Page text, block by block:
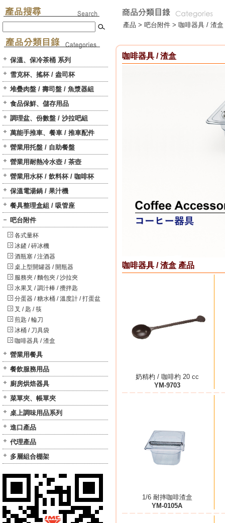
保溫、保冷茶桶 系列
雪克杯、搖杯 / 盎司杯
堆疊肉盤 / 壽司盤 / 魚漿器組
食品保鮮、儲存用品
調理盆、份數盤 / 沙拉吧組
萬能手推車、餐車 / 推車配件
營業用托盤 / 自助餐盤
營業用耐熱冷水壺 / 茶壺
營業用水杯 / 飲料杯 / 咖啡杯
保溫電湯鍋 / 果汁機
餐具整理盒組 / 吸管座
吧台附件
各式量杯
冰鏟 / 碎冰機
酒瓶塞 / 注酒器
桌上型開罐器 / 開瓶器
服務夾 / 麵包夾 / 沙拉夾
水果叉 / 調汁棒 / 攪拌匙
分蛋器 / 糖水桶 / 溫度計 / 打蛋盆
叉 / 匙 / 筷
煎匙 / 輪刀
冰桶 / 刀具袋
咖啡器具 / 渣盒
營業用餐具
餐飲服務用品
廚房烘焙器具
菜單夾、帳單夾
桌上調味用品系列
進口產品
代理產品
多層組合棚架
產品 > 吧台附件 > 咖啡器具 / 渣盒
咖啡器具 / 渣盒
咖啡器具 / 渣盒 產品
奶精杓 / 咖啡杓 20 cc
YM-9703
1/6 耐摔咖啡渣盒
YM-0105A